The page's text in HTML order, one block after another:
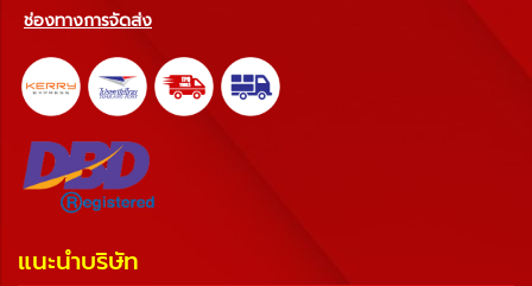
ช่องทางการจัดส่ง
แนะนำบริษัท